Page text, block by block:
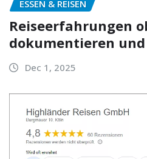
ESSEN & REISEN
Reiseerfahrungen
dokumentieren
Dec 1, 2025